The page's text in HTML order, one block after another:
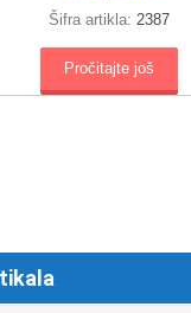
Šifra artikla: 2387
Pročitajte još